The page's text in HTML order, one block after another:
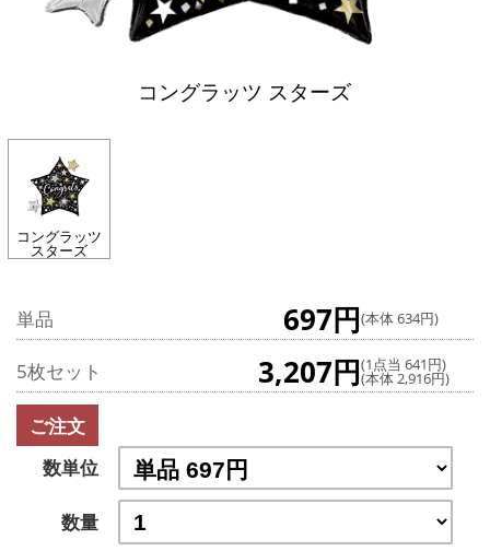
コングラッツ スターズ
コングラッツ
スターズ
単品 697円(本体 634円)
5枚セット 3,207円(1点当 641円)
(本体 2,916円)
ご注文
数単位
数量